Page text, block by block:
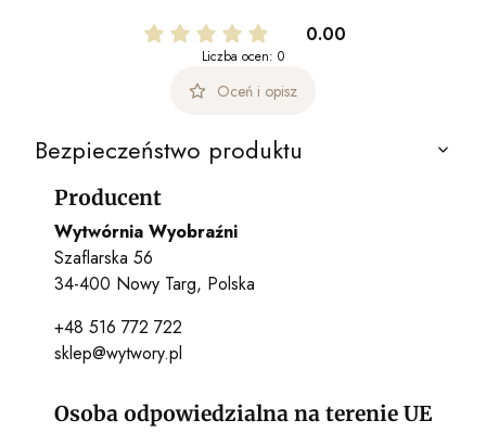
0.00
Liczba ocen: 0
Oceń i opisz
Bezpieczeństwo produktu
Producent
Wytwórnia Wyobraźni
Szaflarska 56
34-400 Nowy Targ, Polska
+48 516 772 722
sklep@wytwory.pl
Osoba odpowiedzialna na terenie UE